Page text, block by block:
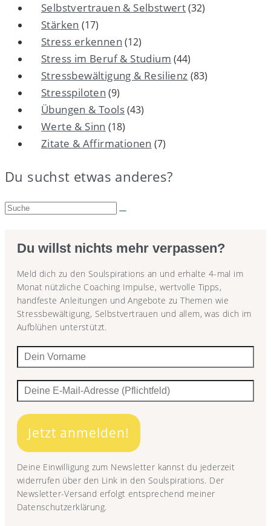
Selbstvertrauen & Selbstwert(32)
Stärken (17)
Stress erkennen (12)
Stress im Beruf & Studium (44)
Stressbewältigung & Resilienz (83)
Stresspiloten (9)
Übungen & Tools(43)
Werte & Sinn (18)
Zitate & Affirmationen (7)
Du suchst etwas anderes?
Suche:
Du willst nichts mehr verpassen?
Meld dich zu den Soulspirations an und erhalte 4-mal im
Monat nützliche Coaching Impulse, wertvolle Tipps,
handfeste Anleitungen und Angebote zu Themen wie
Stressbewältigung, Selbstvertrauen und allem, was dich im
Aufblühen unterstützt.
Jetzt anmelden!
Deine Einwilligung zum Newsletter kannst du jederzeit
widerrufen über den Link in den Soulspirations. Der
Newsletter-Versand erfolgt entsprechend meiner
Datenschutzerklärung.